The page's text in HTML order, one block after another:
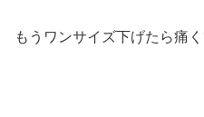
もうワンサイズ下げたら痛